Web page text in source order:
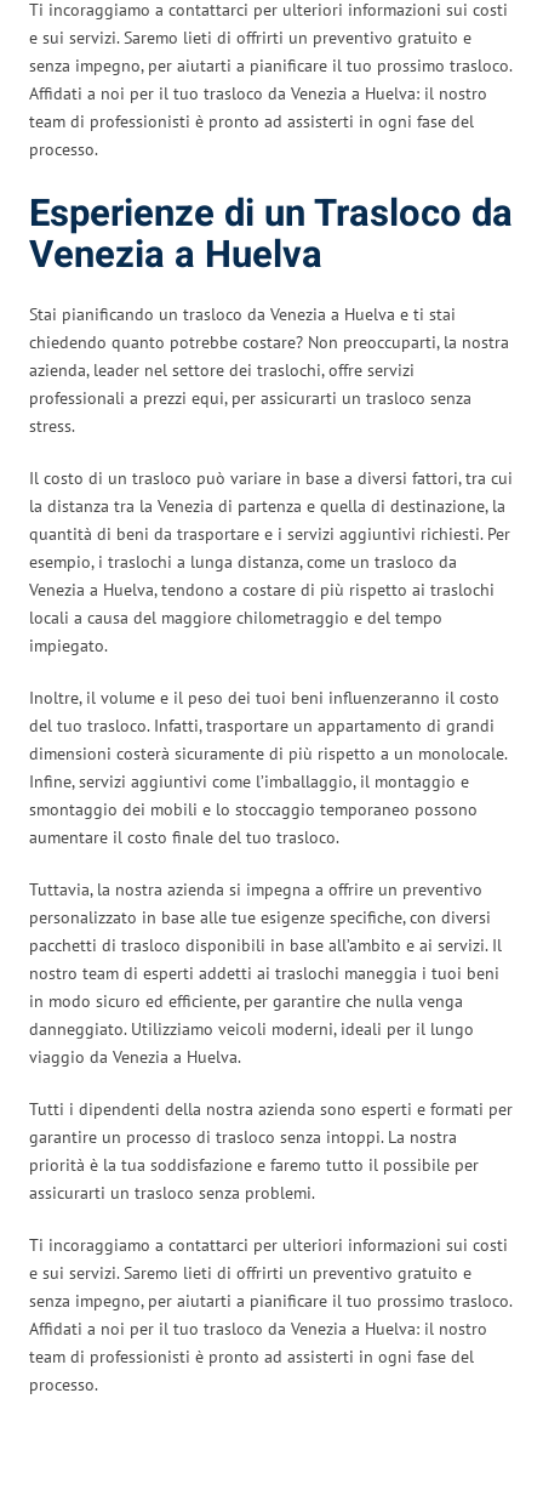
Ti incoraggiamo a contattarci per ulteriori informazioni sui costi
e sui servizi. Saremo lieti di offrirti un preventivo gratuito e
senza impegno, per aiutarti a pianificare il tuo prossimo trasloco.
Affidati a noi per il tuo trasloco da Venezia a Huelva: il nostro
team di professionisti è pronto ad assisterti in ogni fase del
processo.
Esperienze di un Trasloco da
Venezia a Huelva
Stai pianificando un trasloco da Venezia a Huelva e ti stai
chiedendo quanto potrebbe costare? Non preoccuparti, la nostra
azienda, leader nel settore dei traslochi, offre servizi
professionali a prezzi equi, per assicurarti un trasloco senza
stress.
Il costo di un trasloco può variare in base a diversi fattori, tra cui
la distanza tra la Venezia di partenza e quella di destinazione, la
quantità di beni da trasportare e i servizi aggiuntivi richiesti. Per
esempio, i traslochi a lunga distanza, come un trasloco da
Venezia a Huelva, tendono a costare di più rispetto ai traslochi
locali a causa del maggiore chilometraggio e del tempo
impiegato.
Inoltre, il volume e il peso dei tuoi beni influenzeranno il costo
del tuo trasloco. Infatti, trasportare un appartamento di grandi
dimensioni costerà sicuramente di più rispetto a un monolocale.
Infine, servizi aggiuntivi come l’imballaggio, il montaggio e
smontaggio dei mobili e lo stoccaggio temporaneo possono
aumentare il costo finale del tuo trasloco.
Tuttavia, la nostra azienda si impegna a offrire un preventivo
personalizzato in base alle tue esigenze specifiche, con diversi
pacchetti di trasloco disponibili in base all’ambito e ai servizi. Il
nostro team di esperti addetti ai traslochi maneggia i tuoi beni
in modo sicuro ed efficiente, per garantire che nulla venga
danneggiato. Utilizziamo veicoli moderni, ideali per il lungo
viaggio da Venezia a Huelva.
Tutti i dipendenti della nostra azienda sono esperti e formati per
garantire un processo di trasloco senza intoppi. La nostra
priorità è la tua soddisfazione e faremo tutto il possibile per
assicurarti un trasloco senza problemi.
Ti incoraggiamo a contattarci per ulteriori informazioni sui costi
e sui servizi. Saremo lieti di offrirti un preventivo gratuito e
senza impegno, per aiutarti a pianificare il tuo prossimo trasloco.
Affidati a noi per il tuo trasloco da Venezia a Huelva: il nostro
team di professionisti è pronto ad assisterti in ogni fase del
processo.